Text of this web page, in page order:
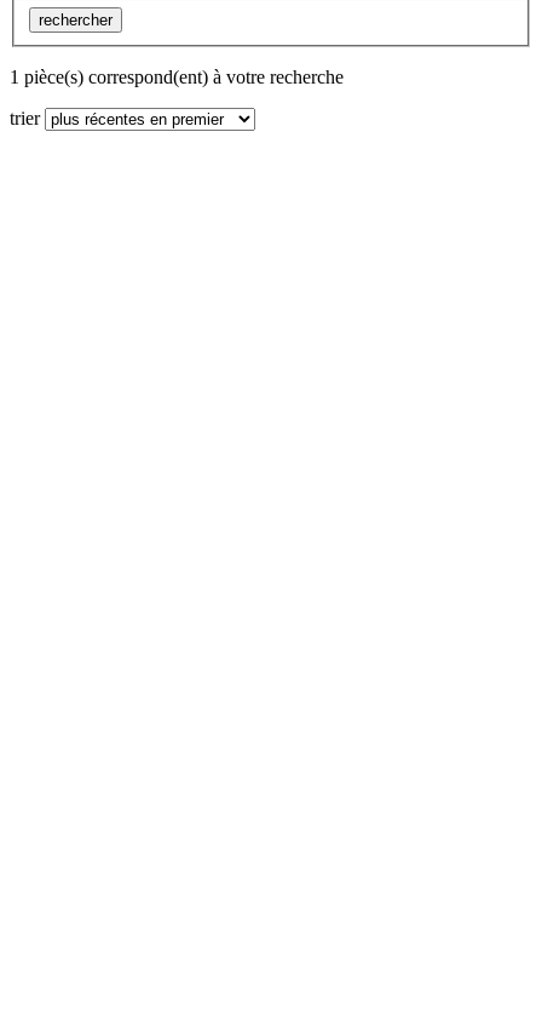
rechercher
1 pièce(s) correspond(ent) à votre recherche
trier